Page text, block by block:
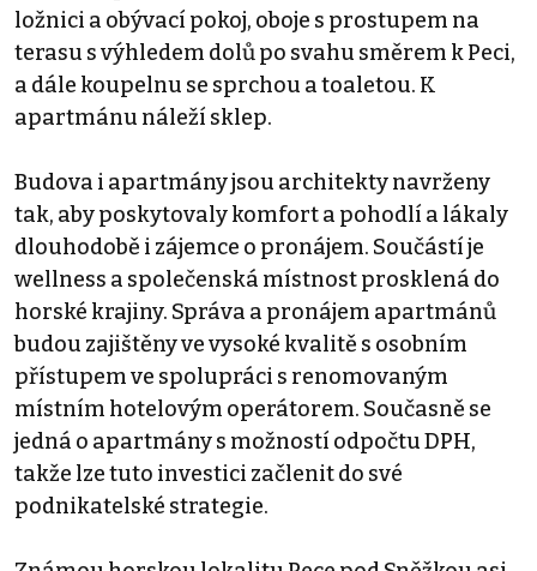
ložnici a obývací pokoj, oboje s prostupem na
terasu s výhledem dolů po svahu směrem k Peci,
a dále koupelnu se sprchou a toaletou. K
apartmánu náleží sklep.
Budova i apartmány jsou architekty navrženy
tak, aby poskytovaly komfort a pohodlí a lákaly
dlouhodobě i zájemce o pronájem. Součástí je
wellness a společenská místnost prosklená do
horské krajiny. Správa a pronájem apartmánů
budou zajištěny ve vysoké kvalitě s osobním
přístupem ve spolupráci s renomovaným
místním hotelovým operátorem. Současně se
jedná o apartmány s možností odpočtu DPH,
takže lze tuto investici začlenit do své
podnikatelské strategie.